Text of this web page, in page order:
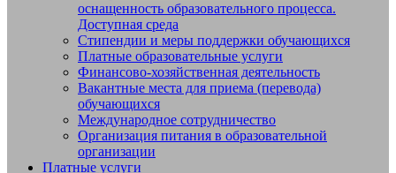
оснащенность образовательного процесса.
Доступная среда
Стипендии и меры поддержки обучающихся
Платные образовательные услуги
Финансово-хозяйственная деятельность
Вакантные места для приема (перевода)
обучающихся
Международное сотрудничество
Организация питания в образовательной
организации
Платные услуги